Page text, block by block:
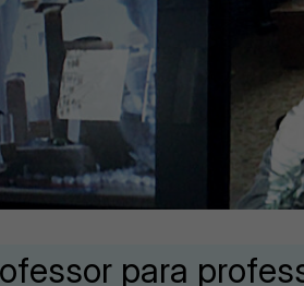
para